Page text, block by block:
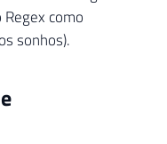
como
sonhos).